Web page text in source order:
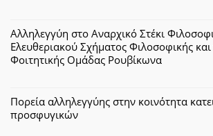
Αλληλεγγύη στο Αναρχικό Στέκι
Ελευθεριακού Σχήματος Φιλοσοφικής και
Φοιτητικής Ομάδας Ρουβίκωνα
Πορεία αλληλεγγύης στην κοινότητα
προσφυγικών